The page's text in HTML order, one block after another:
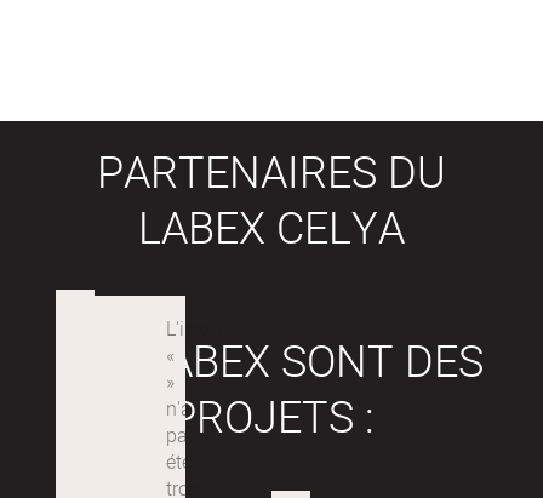
PARTENAIRES DU
LABEX CELYA
LES LABEX SONT DES
PROJETS :